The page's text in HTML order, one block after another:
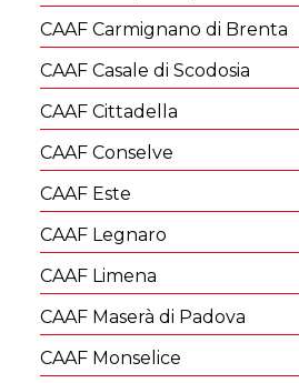
CAAF Carmignano di Brenta
CAAF Casale di Scodosia
CAAF Cittadella
CAAF Conselve
CAAF Este
CAAF Legnaro
CAAF Limena
CAAF Maserà di Padova
CAAF Monselice